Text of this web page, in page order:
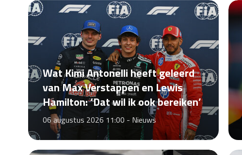
Wat Kimi Antonelli heeft geleerd
van Max Verstappen en Lewis
Hamilton: ‘Dat wil ik ook bereiken’
06 augustus 2026 11:00 - Nieuws